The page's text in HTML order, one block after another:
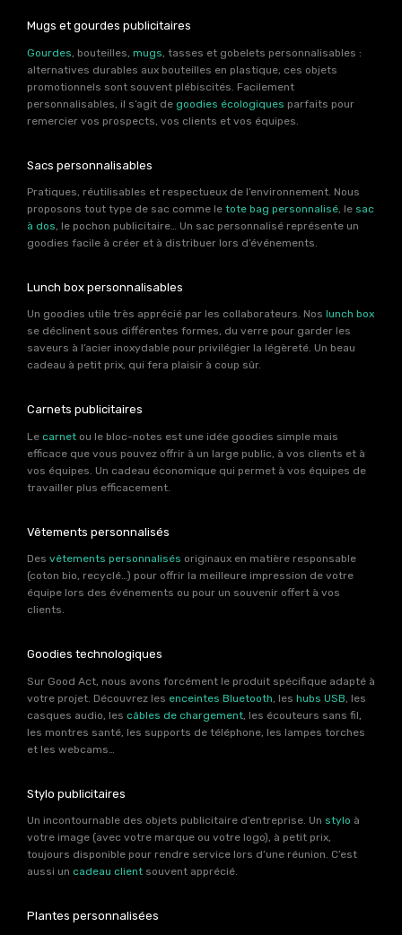
Mugs et gourdes publicitaires
Gourdes , bouteilles, mugs , tasses et gobelets personnalisables :
alternatives durables aux bouteilles en plastique, ces objets
promotionnels sont souvent plébiscités. Facilement
personnalisables, il s’agit de goodies écologiques parfaits pour
remercier vos prospects, vos clients et vos équipes.
Sacs personnalisables
Pratiques, réutilisables et respectueux de l’environnement. Nous
proposons tout type de sac comme le tote bag personnalisé, le sac
à dos, le pochon publicitaire… Un sac personnalisé représente un
goodies facile à créer et à distribuer lors d’événements.
Lunch box personnalisables
Un goodies utile très apprécié par les collaborateurs. Nos lunch box
se déclinent sous différentes formes, du verre pour garder les
saveurs à l’acier inoxydable pour privilégier la légèreté. Un beau
cadeau à petit prix, qui fera plaisir à coup sûr.
Carnets publicitaires
Le carnet ou le bloc-notes est une idée goodies simple mais
efficace que vous pouvez offrir à un large public, à vos clients et à
vos équipes. Un cadeau économique qui permet à vos équipes de
travailler plus efficacement.
Vêtements personnalisés
Des vêtements personnalisés originaux en matière responsable
(coton bio, recyclé…) pour offrir la meilleure impression de votre
équipe lors des événements ou pour un souvenir offert à vos
clients.
Goodies technologiques
Sur Good Act, nous avons forcément le produit spécifique adapté à
votre projet. Découvrez les enceintes Bluetooth , les hubs USB , les
casques audio, les câbles de chargement , les écouteurs sans fil,
les montres santé, les supports de téléphone, les lampes torches
et les webcams…
Stylo publicitaires
Un incontournable des objets publicitaire d’entreprise. Un stylo à
votre image (avec votre marque ou votre logo), à petit prix,
toujours disponible pour rendre service lors d’une réunion. C’est
aussi un cadeau client souvent apprécié.
Plantes personnalisées